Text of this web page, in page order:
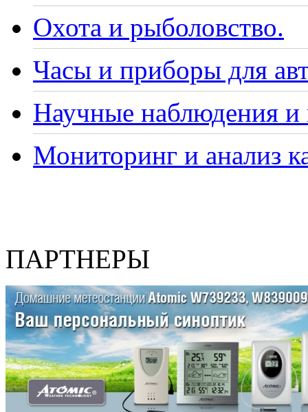
Охота и рыболовство.
Часы и приборы для
Научные наблюдения и
Мониторинг и анализ
ПАРТНЕРЫ